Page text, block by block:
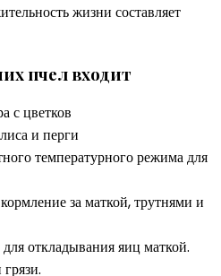
жизни составляет
пчел входит
с цветков
и перги
температурного режима для
за маткой, трутнями и
откладывания яиц маткой.